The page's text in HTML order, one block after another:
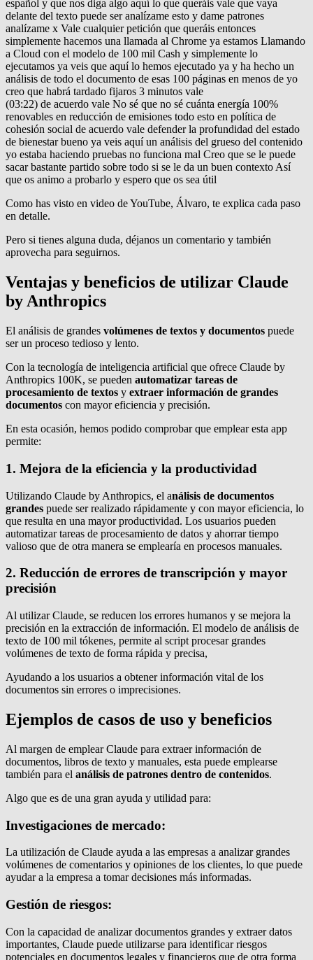
español y que nos diga algo aquí lo que queráis vale que vaya
delante del texto puede ser analízame esto y dame patrones
analízame x Vale cualquier petición que queráis entonces
simplemente hacemos una llamada al Chrome ya estamos Llamando
a Cloud con el modelo de 100 mil Cash y simplemente lo
ejecutamos ya veis que aquí lo hemos ejecutado ya y ha hecho un
análisis de todo el documento de esas 100 páginas en menos de yo
creo que habrá tardado fijaros 3 minutos vale
(03:22) de acuerdo vale No sé que no sé cuánta energía 100%
renovables en reducción de emisiones todo esto en política de
cohesión social de acuerdo vale defender la profundidad del estado
de bienestar bueno ya veis aquí un análisis del grueso del contenido
yo estaba haciendo pruebas no funciona mal Creo que se le puede
sacar bastante partido sobre todo si se le da un buen contexto Así
que os animo a probarlo y espero que os sea útil
Como has visto en video de YouTube, Álvaro, te explica cada paso
en detalle.
Pero si tienes alguna duda, déjanos un comentario y también
aprovecha para seguirnos.
Ventajas y beneficios de utilizar Claude
by Anthropics
El análisis de grandes volúmenes de textos y documentos puede
ser un proceso tedioso y lento.
Con la tecnología de inteligencia artificial que ofrece Claude by
Anthropics 100K, se pueden automatizar tareas de
procesamiento de textos y extraer información de grandes
documentos con mayor eficiencia y precisión.
En esta ocasión, hemos podido comprobar que emplear esta app
permite:
1. Mejora de la eficiencia y la productividad
Utilizando Claude by Anthropics, el análisis de documentos
grandes puede ser realizado rápidamente y con mayor eficiencia, lo
que resulta en una mayor productividad. Los usuarios pueden
automatizar tareas de procesamiento de datos y ahorrar tiempo
valioso que de otra manera se emplearía en procesos manuales.
2. Reducción de errores de transcripción y mayor
precisión
Al utilizar Claude, se reducen los errores humanos y se mejora la
precisión en la extracción de información. El modelo de análisis de
texto de 100 mil tókenes, permite al script procesar grandes
volúmenes de texto de forma rápida y precisa,
Ayudando a los usuarios a obtener información vital de los
documentos sin errores o imprecisiones.
Ejemplos de casos de uso y beneficios
Al margen de emplear Claude para extraer información de
documentos, libros de texto y manuales, esta puede emplearse
también para el análisis de patrones dentro de contenidos.
Algo que es de una gran ayuda y utilidad para:
Investigaciones de mercado:
La utilización de Claude ayuda a las empresas a analizar grandes
volúmenes de comentarios y opiniones de los clientes, lo que puede
ayudar a la empresa a tomar decisiones más informadas.
Gestión de riesgos:
Con la capacidad de analizar documentos grandes y extraer datos
importantes, Claude puede utilizarse para identificar riesgos
potenciales en documentos legales y financieros que de otra forma